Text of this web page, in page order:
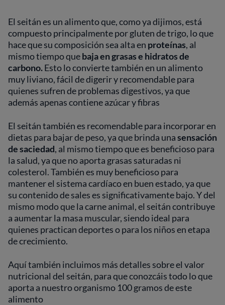
El seitán es un alimento que, como ya dijimos, está
compuesto principalmente por gluten de trigo, lo que
hace que su composición sea alta en proteínas, al
mismo tiempo quebaja en grasas e hidratosde
carbono.Esto lo convierte también en un alimento
muy liviano, fácil de digerir y recomendable para
quienes sufren de problemas digestivos, ya que
además apenas contiene azúcar y fibras
El seitán también es recomendable para incorporar en
dietas para bajar de peso, ya que brinda unasensación
de saciedad, al mismo tiempo que es beneficioso para
la salud, ya que no aporta grasas saturadas ni
colesterol. También es muy beneficioso para
mantener el sistema cardíaco en buen estado, ya que
su contenido de sales es significativamente bajo. Y del
mismo modo que la carne animal, el seitán contribuye
a aumentar la masa muscular, siendo ideal para
quienes practican deportes o para los niños en etapa
de crecimiento.
Aquí también incluimos más detalles sobre el valor
nutricional del seitán, para que conozcáis todo lo que
aporta a nuestro organismo 100 gramos de este
alimento